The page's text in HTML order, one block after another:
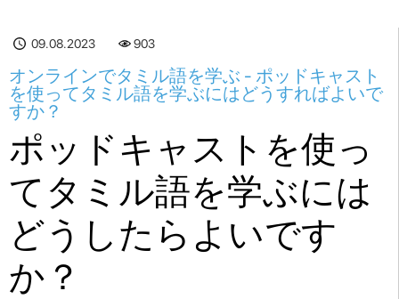
09.08.2023 903
オンラインでタミル語を学ぶ - ポッドキャスト
を使ってタミル語を学ぶにはどうすればよいで
すか？
ポッドキャストを使っ
てタミル語を学ぶには
どうしたらよいです
か？